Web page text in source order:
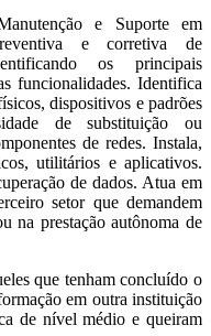
e Suporte em
e corretiva de
os principais
funcionalidades. Identifica
dispositivos e padrões
de substituição ou
de redes. Instala,
utilitários e aplicativos.
de dados. Atua em
setor que demandem
na prestação autônoma de
que tenham concluído o
em outra instituição
de nível médio e queiram